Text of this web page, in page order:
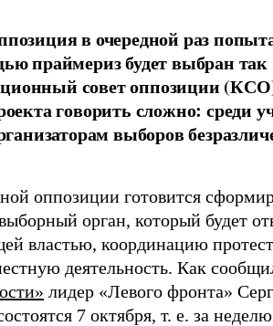
в очередной раз
праймериз будет выбран так
совет оппозиции
говорить сложно: среди
выборов
оппозиции готовится
орган, который будет
властью, координацию
деятельность. Как
лидер «Левого фронта»
7 октября, т. е. за